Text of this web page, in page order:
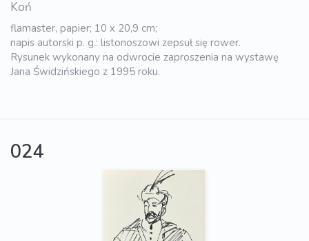
Koń
flamaster, papier; 10 x 20,9 cm;
napis autorski p. g.: listonoszowi zepsuł się rower.
Rysunek wykonany na odwrocie zaproszenia na wystawę
Jana Świdzińskiego z 1995 roku.
024